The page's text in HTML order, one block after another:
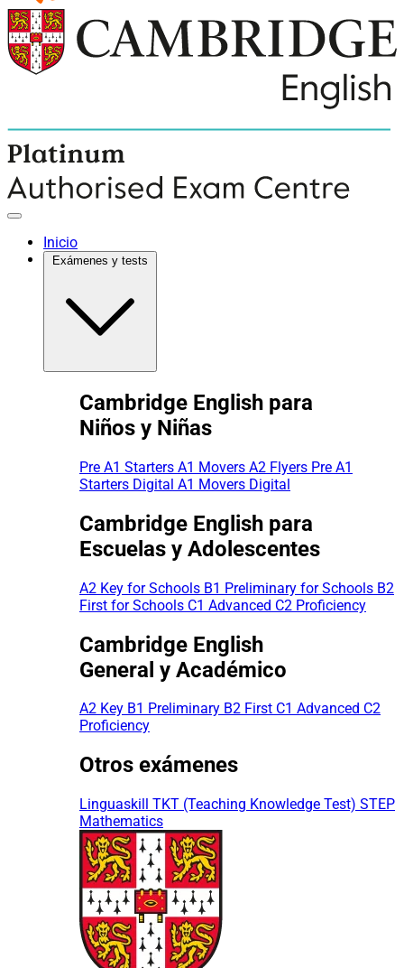
Inicio
Cambridge English para
Niños y Niñas
Pre A1 Starters A1 Movers A2 Flyers Pre A1
Starters Digital A1 Movers Digital
Cambridge English para
Escuelas y Adolescentes
A2 Key for Schools B1 Preliminary for Schools B2
First for Schools C1 Advanced C2 Proficiency
Cambridge English
General y Académico
A2 Key B1 Preliminary B2 First C1 Advanced C2
Proficiency
Otros exámenes
Linguaskill TKT (Teaching Knowledge Test) STEP
Mathematics